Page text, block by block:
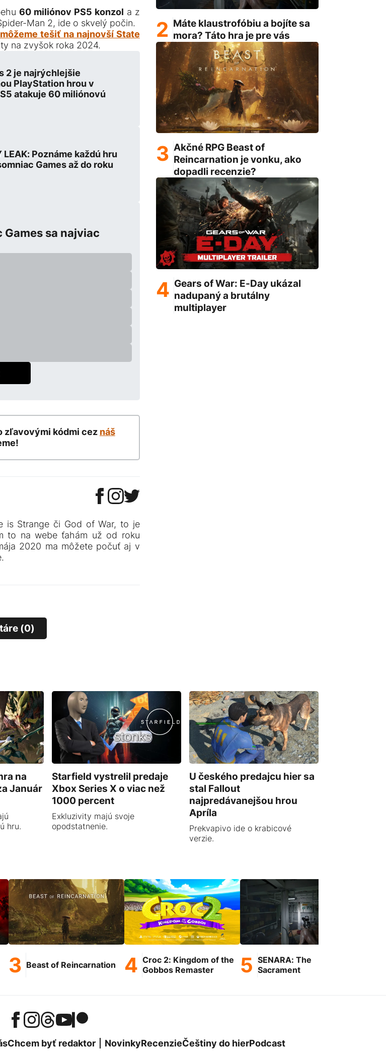
60 miliónov PS5 konzol a z
Man 2, ide o skvelý počin.
tešiť na najnovší State
na zvyšok roka 2024.
2 je najrýchlejšie
PlayStation hrou v
atakuje 60 miliónovú
LEAK: Poznáme každú hru
Games až do roku
sa najviac
zľavovými kódmi cez náš
is Strange či God of War, to je
to na webe ťahám už od roku
2020 ma môžete počuť aj v
(0)
na
Január
hru.
Starfield vystrelil predaje
Xbox Series X o viac než
1000 percent
Exkluzivity majú svoje
opodstatnenie.
U českého predajcu hier sa
stal Fallout
najpredávanejšou hrou
Apríla
Prekvapivo ide o krabicové
verzie.
Beast of Reincarnation
Croc 2: Kingdom of the
Gobbos Remaster
SENARA: The
Sacrament
Máte klaustrofóbiu a bojíte sa
mora? Táto hra je pre vás
Akčné RPG Beast of
Reincarnation je vonku, ako
dopadli recenzie?
Gears of War: E-Day ukázal
nadupaný a brutálny
multiplayer
Chcem byť redaktor NovinkyRecenzieČeštiny do hierPodcast